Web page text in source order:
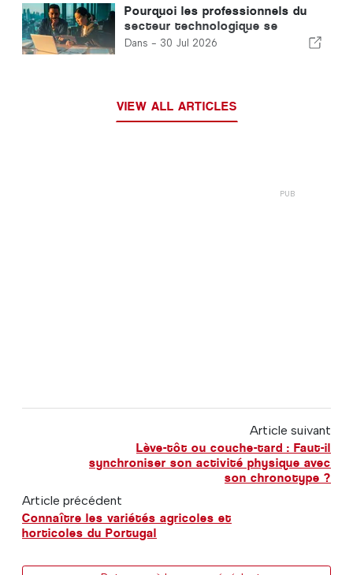
Pourquoi les professionnels du
secteur technologique se
tournent vers le Portugal alors
Dans - 30 Jul 2026
VIEW ALL ARTICLES
Article suivant
Lève-tôt ou couche-tard : Faut-il
synchroniser son activité physique avec
son chronotype ?
Article précédent
Connaître les variétés agricoles et
horticoles du Portugal